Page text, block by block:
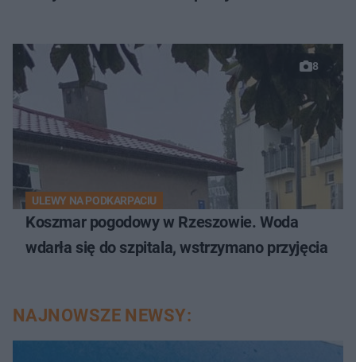
8
ULEWY NA PODKARPACIU
Koszmar pogodowy w Rzeszowie. Woda
wdarła się do szpitala, wstrzymano przyjęcia
NAJNOWSZE NEWSY: